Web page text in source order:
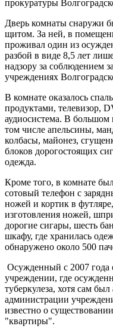
прокуратуры
Дверь комнаты снаружи
щитом. За ней, в
проживал один из
разбой в виде 8,5 лет
надзору за соблюдением
учреждениях
В комнате оказалось
продуктами, телевизор,
аудиосистема. В большом
том числе апельсины,
колбасы, майонез,
блоков дорогостоящих
одежда.
Кроме того, в комнате
сотовый телефон с
ножей и кортик в
изготовления ножей,
дорогие сигары, шесть
шкафу, где хранилась
обнаружено около 500
Осужденный с 2007 года
учреждении, где
туберкулеза, хотя сам
администрации
известно о
"квартиры".